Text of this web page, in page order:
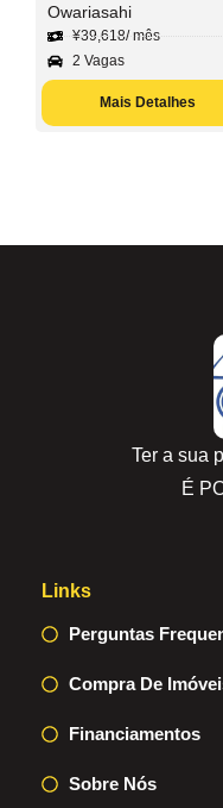
Owariasahi
¥39,618/ mês
2 Vagas
Mais Detalhes
Ter a sua
É
Links
Perguntas
Compra De
Financiamentos
Sobre Nós